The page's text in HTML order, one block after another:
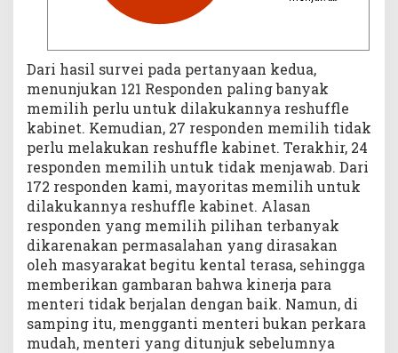
Dari hasil survei pada pertanyaan kedua,
menunjukan 121 Responden paling banyak
memilih perlu untuk dilakukannya reshuffle
kabinet. Kemudian, 27 responden memilih tidak
perlu melakukan reshuffle kabinet. Terakhir, 24
responden memilih untuk tidak menjawab. Dari
172 responden kami, mayoritas memilih untuk
dilakukannya reshuffle kabinet. Alasan
responden yang memilih pilihan terbanyak
dikarenakan permasalahan yang dirasakan
oleh masyarakat begitu kental terasa, sehingga
memberikan gambaran bahwa kinerja para
menteri tidak berjalan dengan baik. Namun, di
samping itu, mengganti menteri bukan perkara
mudah, menteri yang ditunjuk sebelumnya